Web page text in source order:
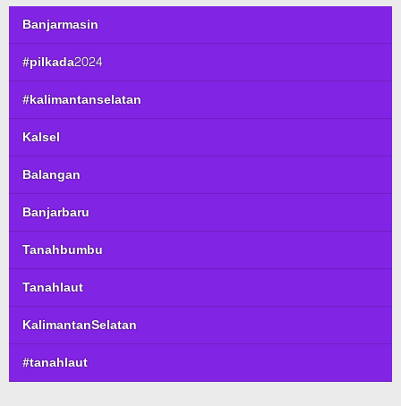
Banjarmasin
#pilkada2024
#kalimantanselatan
Kalsel
Balangan
Banjarbaru
Tanahbumbu
Tanahlaut
KalimantanSelatan
#tanahlaut